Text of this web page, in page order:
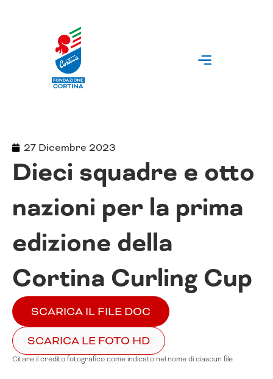
27 Dicembre 2023
Dieci squadre e otto
nazioni per la prima
edizione della
Cortina Curling Cup
SCARICA IL FILE DOC
SCARICA LE FOTO HD
Citare il credito fotografico come indicato nel nome di ciascun file